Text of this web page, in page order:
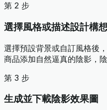
第 2 步
選擇風格或描述設計構
選擇預設背景或自訂風格後
商品添加自然逼真的陰影，
第 3 步
生成並下載陰影效果圖